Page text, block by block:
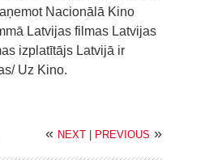
Nacionālā Kino
Latvijas filmas Latvijas
izplatītājs Latvijā ir
Uz Kino.
« NEXT PREVIOUS »